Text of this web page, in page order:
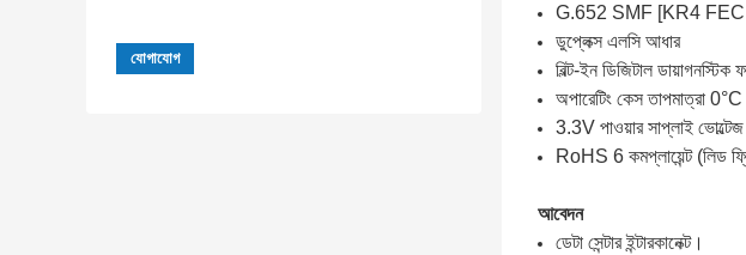
G.652 SMF [KR4 FEC
ডুপ্লেক্স এলসি আধার
বিল্ট-ইন ডিজিটাল ডায়াগনস্টিক
অপারেটিং কেস তাপমাত্রা
3.3V পাওয়ার সাপ্লাই ভোল্টেজ
RoHS 6 কমপ্লায়েন্ট (লিড
আবেদন
ডেটা সেন্টার ইন্টারকানেক্ট।